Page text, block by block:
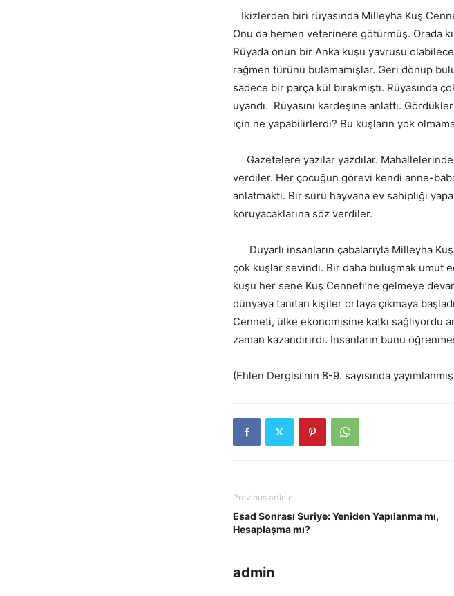
İkizlerden biri rüyasında Milleyha Kuş
Onu da hemen veterinere götürmüş. Orada
Rüyada onun bir Anka kuşu yavrusu
rağmen türünü bulamamışlar. Geri dönüp
sadece bir parça kül bırakmıştı. Rüyasında
uyandı. Rüyasını kardeşine anlattı.
için ne yapabilirlerdi? Bu kuşların yok
Gazetelere yazılar yazdılar.
verdiler. Her çocuğun görevi kendi anne-
anlatmaktı. Bir sürü hayvana ev sahipliği
koruyacaklarına söz verdiler.
Duyarlı insanların çabalarıyla Milleyha
çok kuşlar sevindi. Bir daha buluşmak umut
kuşu her sene Kuş Cenneti’ne gelmeye
dünyaya tanıtan kişiler ortaya çıkmaya
Cenneti, ülke ekonomisine katkı sağlıyordu
zaman kazandırırdı. İnsanların bunu
(Ehlen Dergisi’nin 8-9. sayısında
Previous article
Esad Sonrası Suriye: Yeniden Yapılanma mı,
Hesaplaşma mı?
admin